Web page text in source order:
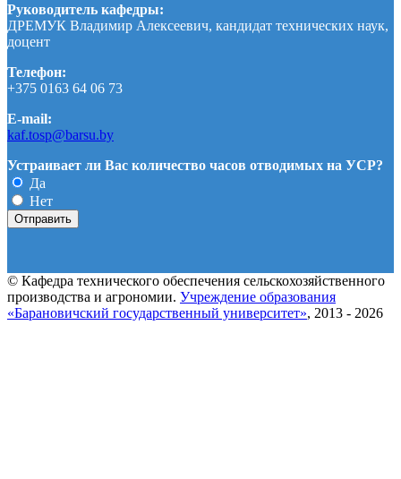
Руководитель кафедры:
ДРЕМУК Владимир Алексеевич, кандидат технических наук,
доцент
Телефон:
+375 0163 64 06 73
E-mail:
kaf.tosp@barsu.by
Устраивает ли Вас количество часов отводимых на УСР?
Да
Нет
© Кафедра технического обеспечения сельскохозяйственного
производства и агрономии. Учреждение образования
«Барановичский государственный университет», 2013 - 2026